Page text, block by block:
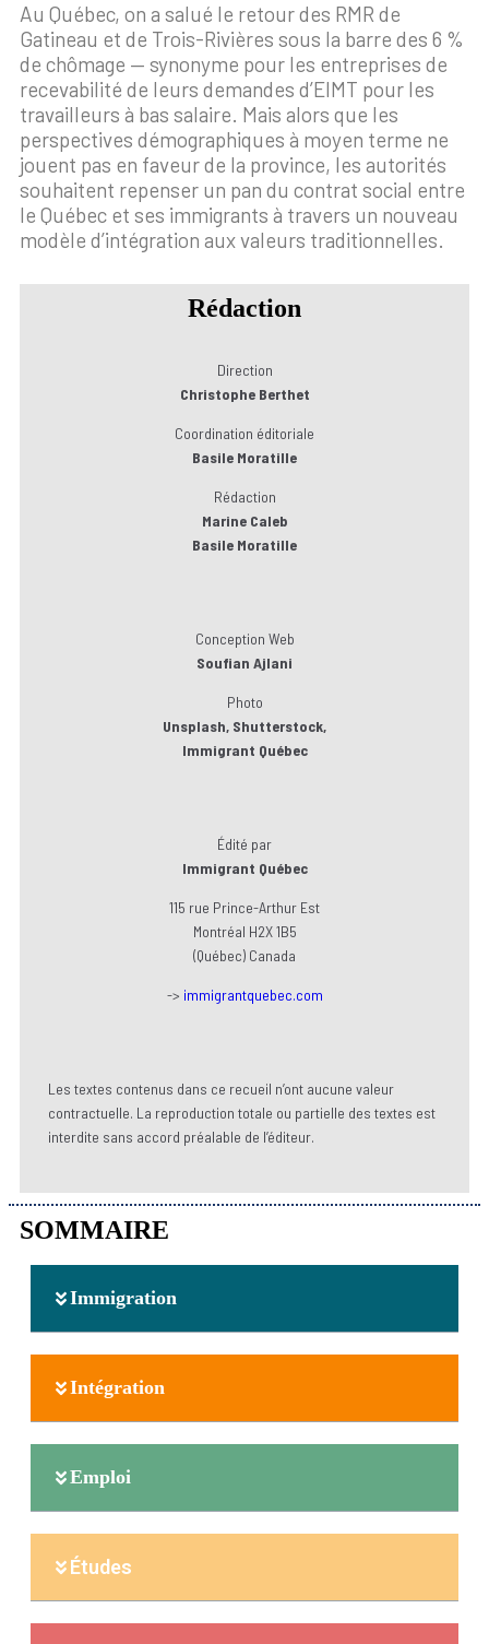
Au Québec, on a salué le retour des RMR de
Gatineau et de Trois-Rivières sous la barre des 6 %
de chômage — synonyme pour les entreprises de
recevabilité de leurs demandes d’EIMT pour les
travailleurs à bas salaire. Mais alors que les
perspectives démographiques à moyen terme ne
jouent pas en faveur de la province, les autorités
souhaitent repenser un pan du contrat social entre
le Québec et ses immigrants à travers un nouveau
modèle d’intégration aux valeurs traditionnelles.
Rédaction
Direction
Christophe Berthet
Coordination éditoriale
Basile Moratille
Rédaction
Marine Caleb
Basile Moratille
Conception Web
Soufian Ajlani
Photo
Unsplash, Shutterstock,
Immigrant Québec
Édité par
Immigrant Québec
115 rue Prince-Arthur Est
Montréal H2X 1B5
(Québec) Canada
-> immigrantquebec.com
Les textes contenus dans ce recueil n’ont aucune valeur
contractuelle. La reproduction totale ou partielle des textes est
interdite sans accord préalable de l’éditeur.
SOMMAIRE
Immigration
Intégration
Emploi
Études